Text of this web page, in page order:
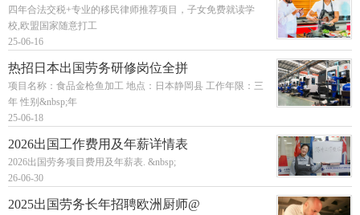
四年合法交税+专业的移民律师推荐项目，子女免费就读学
校,欧盟国家随意打工
25-06-16
热招日本出国劳务研修岗位全拼
项目名称：食品金枪鱼加工 地点：日本静岡县 工作年限：三
年 性别&nbsp;年
25-06-18
2026出国工作费用及年薪详情表
2026出国劳务项目费用及年薪表. &nbsp;
26-06-30
2025出国劳务长年招聘欧洲厨师@